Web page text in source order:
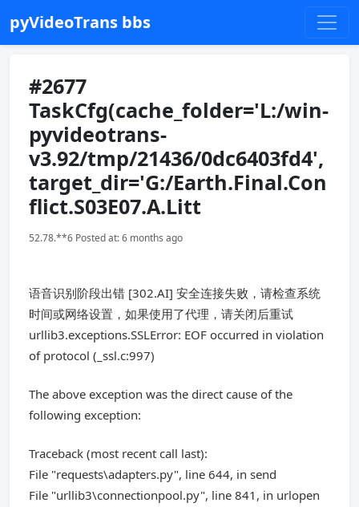
pyVideoTrans bbs
#2677
TaskCfg(cache_folder='L:/win-
pyvideotrans-
v3.92/tmp/21436/0dc6403fd4',
target_dir='G:/Earth.Final.Con
flict.S03E07.A.Litt
52.78.**6 Posted at: 6 months ago
语音识别阶段出错 [302.AI] 安全连接失败，请检查系统
时间或网络设置，如果使用了代理，请关闭后重试
urllib3.exceptions.SSLError: EOF occurred in violation
of protocol (_ssl.c:997)
The above exception was the direct cause of the
following exception:
Traceback (most recent call last):
File "requests\adapters.py", line 644, in send
File "urllib3\connectionpool.py", line 841, in urlopen